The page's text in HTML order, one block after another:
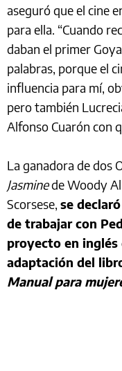
aseguró que el cine
para ella. “Cuando
daban el primer
palabras, porque el
influencia para mí,
pero también
Alfonso Cuarón con
La ganadora de dos
Jasminede Woody
Scorsese, se
de trabajar con
proyecto en
adaptación del
Manual para